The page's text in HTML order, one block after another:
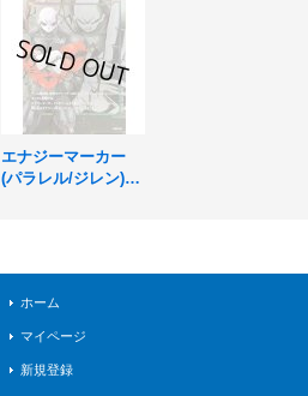
エナジーマーカー
(パラレル/ジレン)
ホーム
マイページ
新規登録